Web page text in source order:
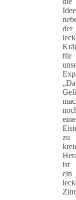
der
für
zu
ist
ein